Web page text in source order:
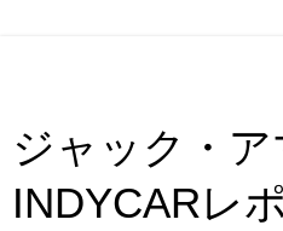
ジャック・
INDYCARレ